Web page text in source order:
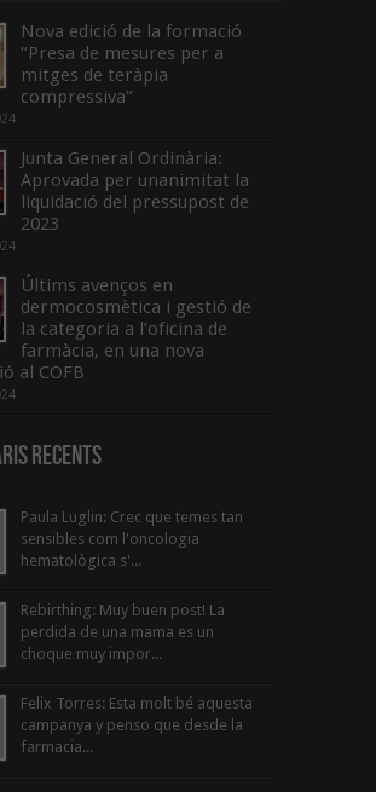
Nova edició de la formació
“Presa de mesures per a
mitges de teràpia
compressiva”
Junta General Ordinària:
Aprovada per unanimitat la
liquidació del pressupost de
2023
Últims avenços en
dermocosmètica i gestió de
la categoria a l’oficina de
farmàcia, en una nova
al COFB
Recents
Paula Luglin: Crec que temes tan
sensibles com l'oncologia
hematològica s'...
Rebirthing: Muy buen post! La
perdida de una mama es un
choque muy impor...
Felix Torres: Esta molt bé aquesta
campanya y penso que desde la
farmacia...